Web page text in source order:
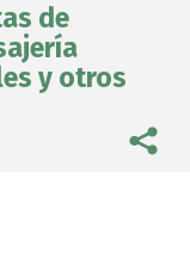
de
y otros